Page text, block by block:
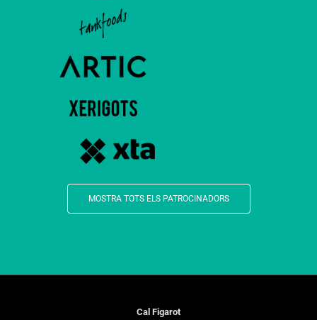
MOSTRA TOTS ELS PATROCINADORS
Cal Figarot